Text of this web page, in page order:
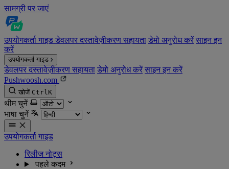
सामग्री पर जाएं
उपयोगकर्ता गाइड डेवलपर दस्तावेज़ीकरण सहायता डेमो अनुरोध करें साइन इन
करें
उपयोगकर्ता गाइड
डेवलपर दस्तावेज़ीकरण सहायता डेमो अनुरोध करें साइन इन करें
Pushwoosh.com
खोजें CtrlK
थीम चुनें
भाषा चुनें
उपयोगकर्ता गाइड
रिलीज नोट्स
पहले कदम